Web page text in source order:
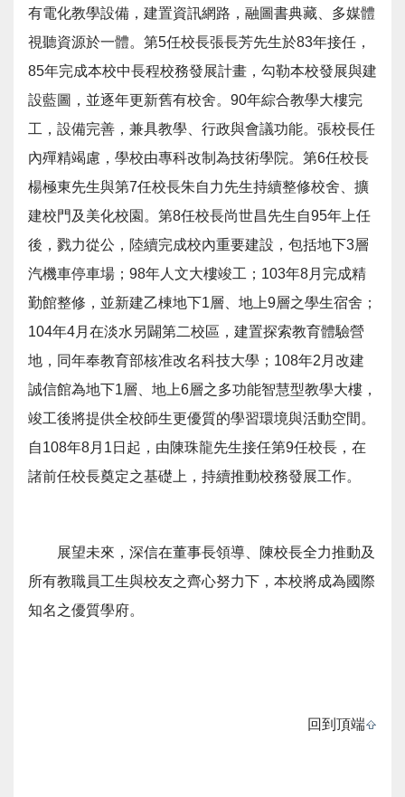
有電化教學設備，建置資訊網路，融圖書典藏、多媒體
視聽資源於一體。第5任校長張長芳先生於83年接任，
85年完成本校中長程校務發展計畫，勾勒本校發展與建
設藍圖，並逐年更新舊有校舍。90年綜合教學大樓完
工，設備完善，兼具教學、行政與會議功能。張校長任
內殫精竭慮，學校由專科改制為技術學院。第6任校長
楊極東先生與第7任校長朱自力先生持續整修校舍、擴
建校門及美化校園。第8任校長尚世昌先生自95年上任
後，戮力從公，陸續完成校內重要建設，包括地下3層
汽機車停車場；98年人文大樓竣工；103年8月完成精
勤館整修，並新建乙棟地下1層、地上9層之學生宿舍；
104年4月在淡水另闢第二校區，建置探索教育體驗營
地，同年奉教育部核准改名科技大學；108年2月改建
誠信館為地下1層、地上6層之多功能智慧型教學大樓，
竣工後將提供全校師生更優質的學習環境與活動空間。
自108年8月1日起，由陳珠龍先生接任第9任校長，在
諸前任校長奠定之基礎上，持續推動校務發展工作。
展望未來，深信在董事長領導、陳校長全力推動及
所有教職員工生與校友之齊心努力下，本校將成為國際
知名之優質學府。
回到頂端